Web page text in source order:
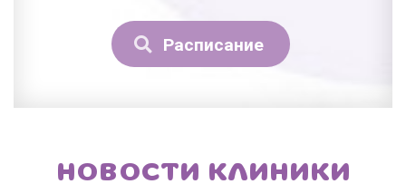
Расписание
НОВОСТИ КЛИНИКИ